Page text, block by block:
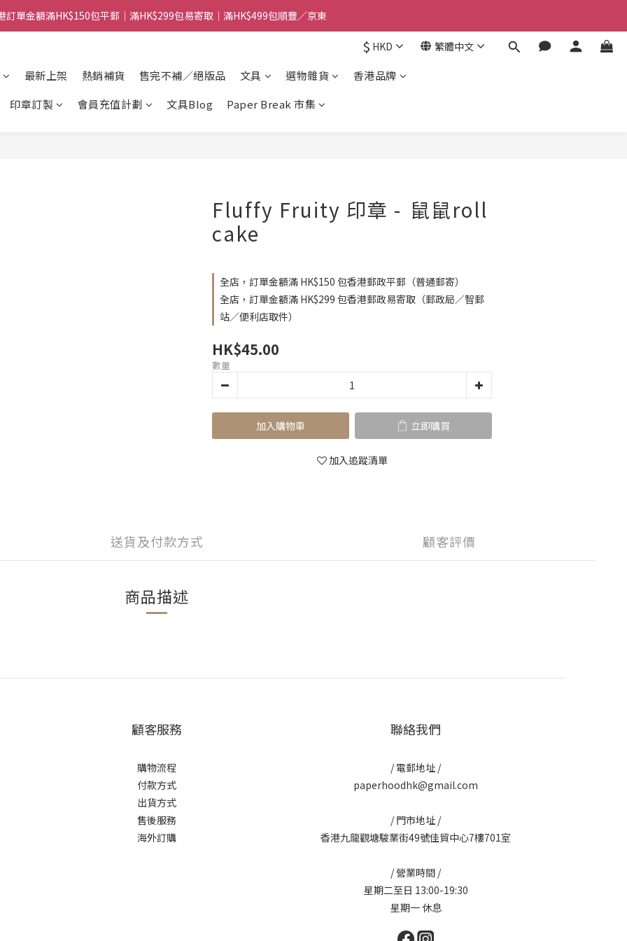
訂單金額滿HK$150包平郵｜滿HK$299包易寄取｜滿HK$499包順豐／京東
訂單金額滿HK$150包平郵｜滿HK$299包易寄取｜滿HK$499包順豐／京東
訂單金額滿HK$150包平郵｜滿HK$299包易寄取｜滿HK$499包順豐／京東
$ HKD 繁體中文
最新上架 熱銷補貨 售完不補／絕版品 文具 選物雜貨
香港品牌
印章訂製
會員充值計劃 文具Blog Paper Break 市集
Fluffy Fruity 印章 - ⁠⁠鼠鼠roll
cake
全店，訂單金額滿 HK$150 包香港郵政平郵（普通郵寄）
全店，訂單金額滿 HK$299 包香港郵政易寄取（郵政局／智郵
站／便利店取件）
HK$45.00
數量
加入購物車 立即購買
加入追蹤清單
送貨及付款方式 顧客評價
商品描述
顧客服務
購物流程
付款方式
出貨方式
售後服務
海外訂購
聯絡我們
/ 電郵地址 /
paperhoodhk@gmail.com
/ 門市地址 /
香港九龍觀塘駿業街49號佳貿中心7樓701室
/ 營業時間 /
星期二至日 13:00-19:30
星期一 休息